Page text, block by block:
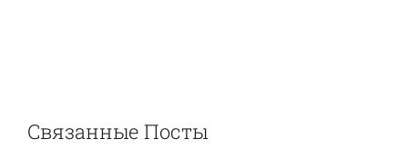
Связанные Посты